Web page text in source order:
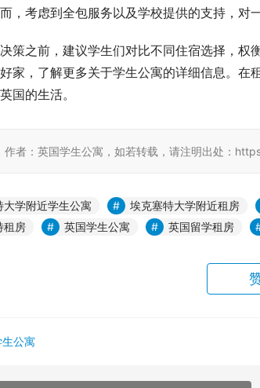
，考虑到全包服务以及学校提供的支持，对
策之前，建议学生们对比不同住宿选择，
家，了解更多关于学生公寓的详细信息。
国的生活。
作者：英国学生公寓，如若转载，请注明出处：
大学附近学生公寓 埃克塞特大学附近租房
租房
英国学生公寓 英国留学租房
公寓